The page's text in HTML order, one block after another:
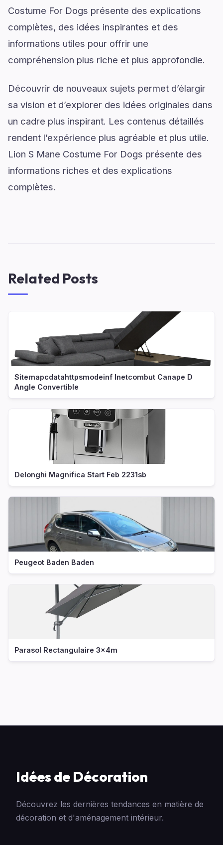
Costume For Dogs présente des explications
complètes, des idées inspirantes et des
informations utiles pour offrir une
compréhension plus riche et plus approfondie.
Découvrir de nouveaux sujets permet d’élargir
sa vision et d’explorer des idées originales dans
un cadre plus inspirant. Les contenus détaillés
rendent l’expérience plus agréable et plus utile.
Lion S Mane Costume For Dogs présente des
informations riches et des explications
complètes.
Related Posts
Sitemapcdatahttpsmodeinf Inetcombut Canape D
Angle Convertible
Delonghi Magnifica Start Feb 2231sb
Peugeot Baden Baden
Parasol Rectangulaire 3x4m
Idées de Décoration
Découvrez les dernières tendances en matière de
décoration et d'aménagement intérieur.